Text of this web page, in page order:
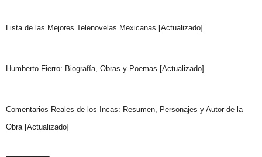
Lista de las Mejores Telenovelas Mexicanas [Actualizado]
Humberto Fierro: Biografía, Obras y Poemas [Actualizado]
Comentarios Reales de los Incas: Resumen, Personajes y Autor de la
Obra [Actualizado]